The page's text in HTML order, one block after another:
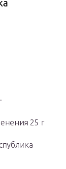
25 г